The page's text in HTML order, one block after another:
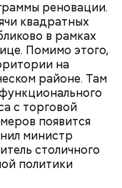
реновации.
квадратных
в рамках
Помимо этого,
на
районе. Там
с торговой
появится
министр
столичного
политики
все
включить
метро и
через:
Мастер
мимоз в
в доме №
Они сразу
на то, что оба на